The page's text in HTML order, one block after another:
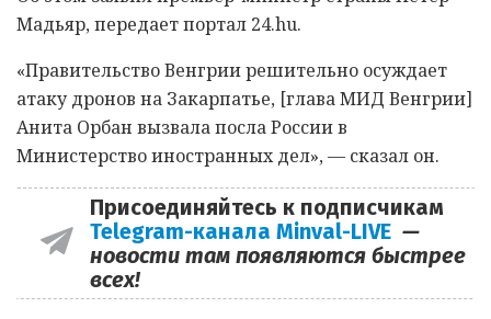
Мадьяр, передает портал 24.hu.
«Правительство Венгрии решительно осуждает
атаку дронов на Закарпатье, [глава МИД Венгрии]
Анита Орбан вызвала посла России в
Министерство иностранных дел», — сказал он.
Присоединяйтесь к подписчикам
Telegram-канала Minval-LIVE —
новости там появляются быстрее
всех!